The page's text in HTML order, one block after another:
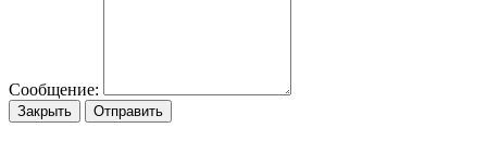
Сообщение:
Закрыть Отправить